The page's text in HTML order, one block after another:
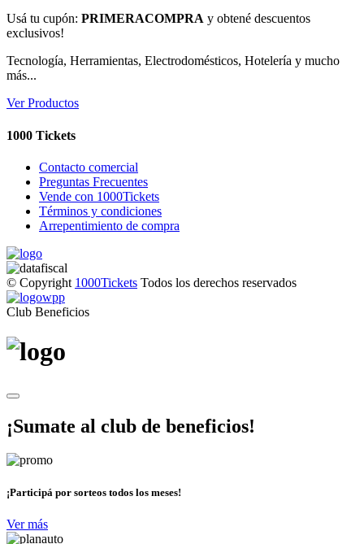
Usá tu cupón: PRIMERACOMPRA y obtené descuentos
exclusivos!
Tecnología, Herramientas, Electrodomésticos, Hotelería y mucho
más...
Ver Productos
1000 Tickets
Contacto comercial
Preguntas Frecuentes
Vende con 1000Tickets
Términos y condiciones
Arrepentimiento de compra
© Copyright 1000Tickets Todos los derechos reservados
Club Beneficios
¡Sumate al club de beneficios!
¡Participá por sorteos todos los meses!
Ver más